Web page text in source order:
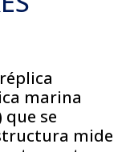
marina
que se
mide